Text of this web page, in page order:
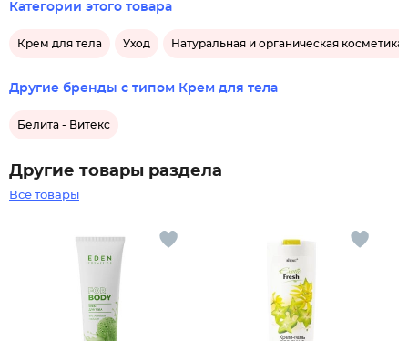
Категории этого товара
Крем для тела Уход Натуральная и органическая косметика
Другие бренды с типом Крем для тела
Белита - Витекс
Другие товары раздела
Все товары